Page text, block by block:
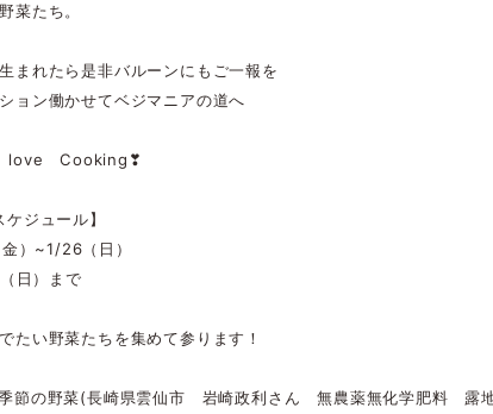
菜たち。
まれたら是非バルーンにもご一報を
ョン働かせてベジマニアの道へ
Cooking❣
ケジュール】
）~1/26（日）
日）まで
たい野菜たちを集めて参ります！
節の野菜(長崎県雲仙市 岩崎政利さん 無農薬無化学肥料 露